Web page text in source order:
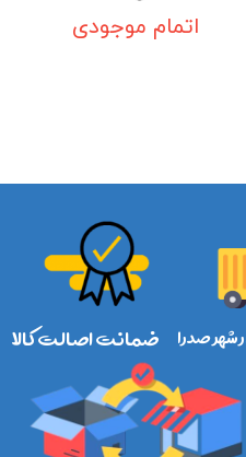
اتمام موجودی
شهر صدرا ضمانت اصالت کالا